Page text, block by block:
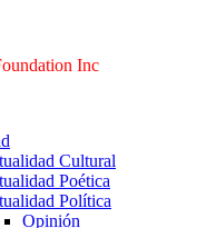
Inc
Cultural
Poética
Política
Opinión